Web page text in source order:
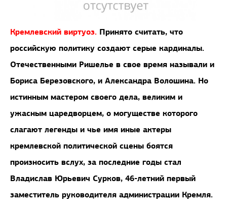
Кремлевский виртуоз. Принято считать, что
российскую политику создают серые кардиналы.
Отечественными Ришелье в свое время называли и
Бориса Березовского, и Александра Волошина. Но
истинным мастером своего дела, великим и
ужасным царедворцем, о могуществе которого
слагают легенды и чье имя иные актеры
кремлевской политической сцены боятся
произносить вслух, за последние годы стал
Владислав Юрьевич Сурков, 46-летний первый
заместитель руководителя администрации Кремля.